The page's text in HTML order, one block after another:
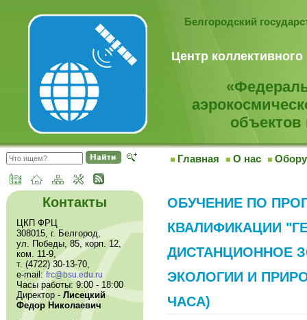
Белгородский
Центр
объектов
Главная О нас
Контакты
ЦКП ФРЦ
308015, г. Белгород,
ул. Победы, 85, корп. 12,
ком. 11-9,
т. (4722) 30-13-70,
e-mail:frc@bsu.edu.ru
Часы работы: 9:00 - 18:00
Директор - Лисецкий
Федор Николаевич
ОБУЧЕНИЕ ПО
КВАЛИФИКАЦИИ
ДИСТАНЦИОННОЕ
ЭКОЛОГИИ И
ЧАСА)